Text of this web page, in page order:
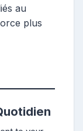
au
plus